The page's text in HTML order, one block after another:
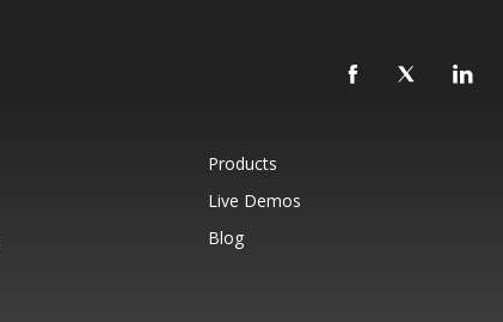
Products
Live Demos
Blog